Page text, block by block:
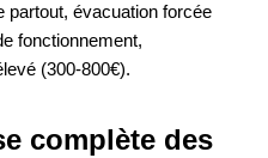
partout, évacuation forcée
fonctionnement,
(300-800€).
complète des